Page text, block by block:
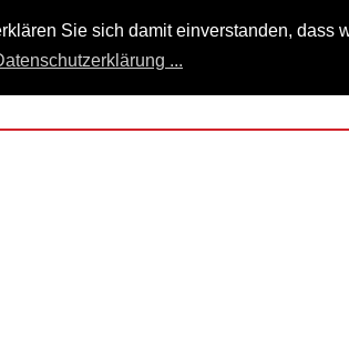
Sie sich damit einverstanden, dass
...